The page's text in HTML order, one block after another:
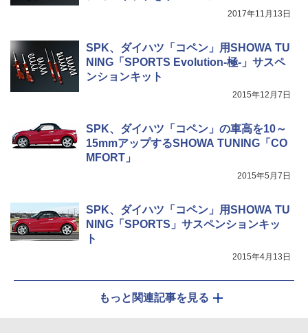
2017年11月13日
SPK、ダイハツ「コペン」用SHOWA TU
NING「SPORTS Evolution-極-」サスペ
ンションキット
2015年12月7日
SPK、ダイハツ「コペン」の車高を10～
15mmアップするSHOWA TUNING「CO
MFORT」
2015年5月7日
SPK、ダイハツ「コペン」用SHOWA TU
NING「SPORTS」サスペンションキッ
ト
2015年4月13日
もっと関連記事を見る